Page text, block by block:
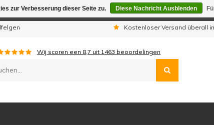
Kostenloser Versand überall
Wij scoren een 8,7 uit 1463 beoordelingen
zur Verbesserung dieser Seite zu. Diese Nachricht Ausblenden
sind wir telefonisch nicht erreichbar. Aufgegebene